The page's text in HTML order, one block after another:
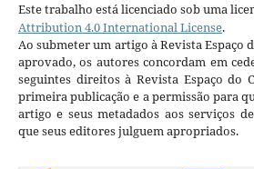
Este trabalho está licenciado sob uma
Attribution 4.0 International License.
Ao submeter um artigo à Revista Espaço
aprovado, os autores concordam em
seguintes direitos à Revista Espaço do
primeira publicação e a permissão para
artigo e seus metadados aos serviços
que seus editores julguem apropriados.